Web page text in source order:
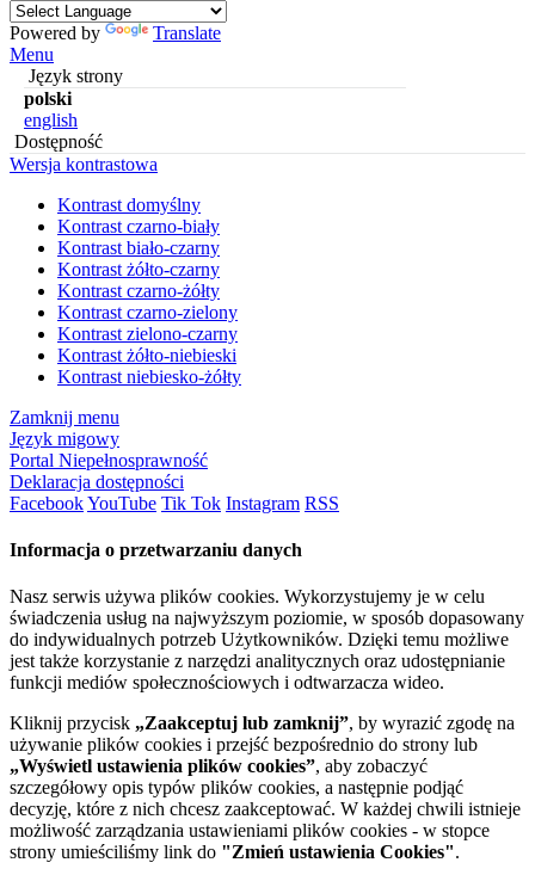
Powered by
Translate
Menu
Język strony
polski
english
Dostępność
Wersja kontrastowa
Kontrast domyślny
Kontrast czarno-biały
Kontrast biało-czarny
Kontrast żółto-czarny
Kontrast czarno-żółty
Kontrast czarno-zielony
Kontrast zielono-czarny
Kontrast żółto-niebieski
Kontrast niebiesko-żółty
Zamknij menu
Język migowy
Portal Niepełnosprawność
Deklaracja dostępności
FacebookYouTube Tik Tok Instagram RSS
Informacja o przetwarzaniu danych
Nasz serwis używa plików cookies. Wykorzystujemy je w celu
świadczenia usług na najwyższym poziomie, w sposób dopasowany
do indywidualnych potrzeb Użytkowników. Dzięki temu możliwe
jest także korzystanie z narzędzi analitycznych oraz udostępnianie
funkcji mediów społecznościowych i odtwarzacza wideo.
Kliknij przycisk „Zaakceptuj lub zamknij”, by wyrazić zgodę na
używanie plików cookies i przejść bezpośrednio do strony lub
„Wyświetl ustawienia plików cookies”, aby zobaczyć
szczegółowy opis typów plików cookies, a następnie podjąć
decyzję, które z nich chcesz zaakceptować. W każdej chwili istnieje
możliwość zarządzania ustawieniami plików cookies - w stopce
strony umieściliśmy link do "Zmień ustawienia Cookies".